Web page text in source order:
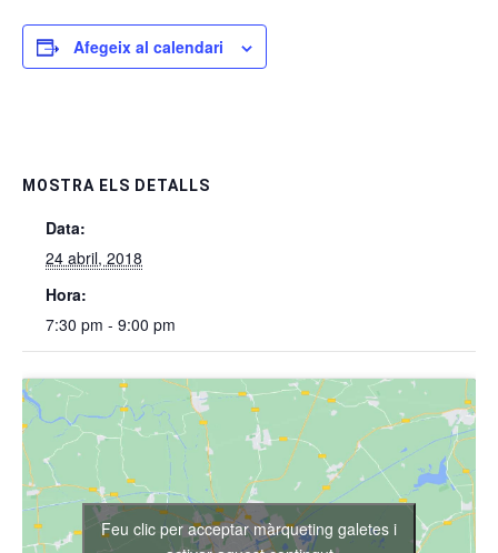
Afegeix al calendari
MOSTRA ELS DETALLS
Data:
24 abril, 2018
Hora:
7:30 pm - 9:00 pm
Feu clic per acceptar màrqueting galetes i